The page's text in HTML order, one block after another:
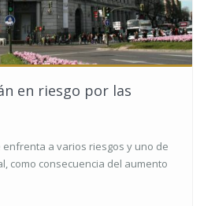
en riesgo por las
enfrenta a varios riesgos y uno de
como consecuencia del aumento